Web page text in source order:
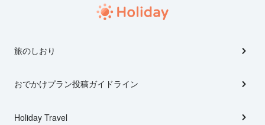
旅のしおり
おでかけプラン投稿ガイドライン
Holiday Travel